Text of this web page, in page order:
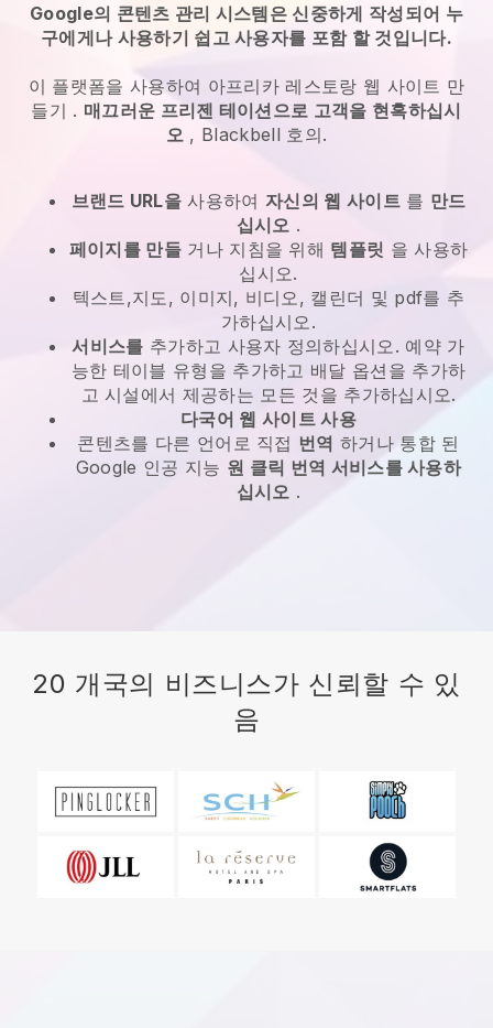
Google의 콘텐츠 관리 시스템은 신중하게 작성되어 누
구에게나 사용하기 쉽고 사용자를 포함 할 것입니다.
이 플랫폼을 사용하여 아프리카 레스토랑 웹 사이트 만
들기 . 매끄러운 프리젠 테이션으로 고객을 현혹하십시
오 , Blackbell 호의.
브랜드 URL을 사용하여 자신의 웹 사이트를 만드
십시오 .
페이지를 만들거나 지침을 위해 템플릿 을 사용하
십시오.
텍스트,지도, 이미지, 비디오, 캘린더 및 pdf를 추
가하십시오.
서비스를 추가하고 사용자 정의하십시오. 예약 가
능한 테이블 유형을 추가하고 배달 옵션을 추가하
고 시설에서 제공하는 모든 것을 추가하십시오.
다국어 웹 사이트 사용
콘텐츠를 다른 언어로 직접 번역 하거나 통합 된
Google 인공 지능 원 클릭 번역 서비스를 사용하
십시오 .
20 개국의 비즈니스가 신뢰할 수 있
음